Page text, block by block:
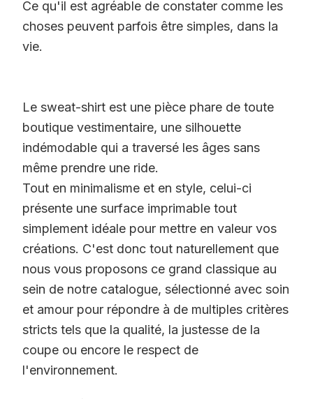
Ce qu'il est agréable de constater comme les
choses peuvent parfois être simples, dans la
vie.
Le sweat-shirt est une pièce phare de toute
boutique vestimentaire, une silhouette
indémodable qui a traversé les âges sans
même prendre une ride.
Tout en minimalisme et en style, celui-ci
présente une surface imprimable tout
simplement idéale pour mettre en valeur vos
créations. C'est donc tout naturellement que
nous vous proposons ce grand classique au
sein de notre catalogue, sélectionné avec soin
et amour pour répondre à de multiples critères
stricts tels que la qualité, la justesse de la
coupe ou encore le respect de
l'environnement.